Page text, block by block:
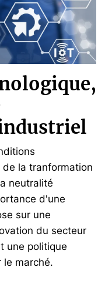
la tranformation
neutralité
d'une
sur une
du secteur
une politique
marché.